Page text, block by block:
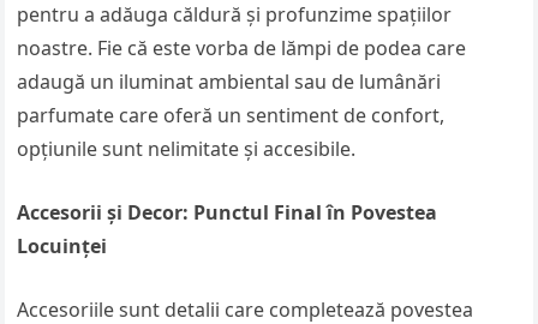
pentru a adăuga căldură și profunzime spațiilor
noastre. Fie că este vorba de lămpi de podea care
adaugă un iluminat ambiental sau de lumânări
parfumate care oferă un sentiment de confort,
opțiunile sunt nelimitate și accesibile.
Accesorii și Decor: Punctul Final în Povestea
Locuinței
Accesoriile sunt detalii care completează povestea